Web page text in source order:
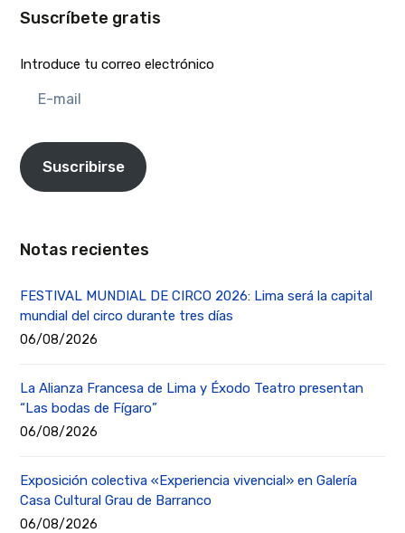
Suscríbete gratis
Introduce tu correo electrónico
mail
Suscribirse
Notas recientes
FESTIVAL MUNDIAL DE CIRCO 2026: Lima será la capital
mundial del circo durante tres días
06/08/2026
La Alianza Francesa de Lima y Éxodo Teatro presentan
“Las bodas de Fígaro”
06/08/2026
Exposición colectiva «Experiencia vivencial» en Galería
Casa Cultural Grau de Barranco
06/08/2026